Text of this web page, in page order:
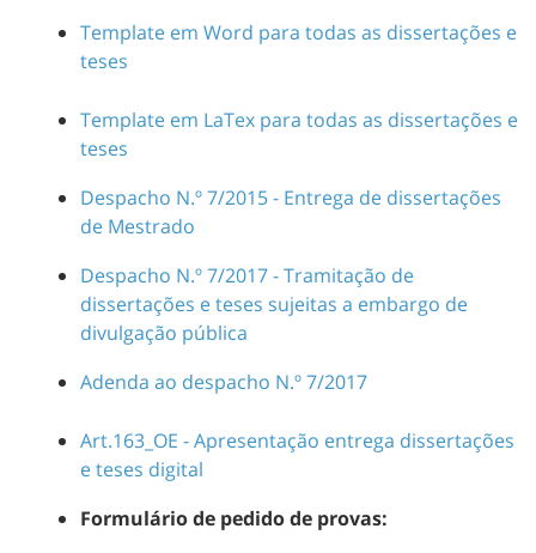
Template em Word para todas as dissertações e
teses
Template em LaTex para todas as dissertações e
teses
Despacho N.º 7/2015 - Entrega de dissertações
de Mestrado
Despacho N.º 7/2017 - Tramitação de
dissertações e teses sujeitas a embargo de
divulgação pública
Adenda ao despacho N.º 7/2017
Art.163_OE - Apresentação entrega dissertações
e teses digital
Formulário de pedido de provas: